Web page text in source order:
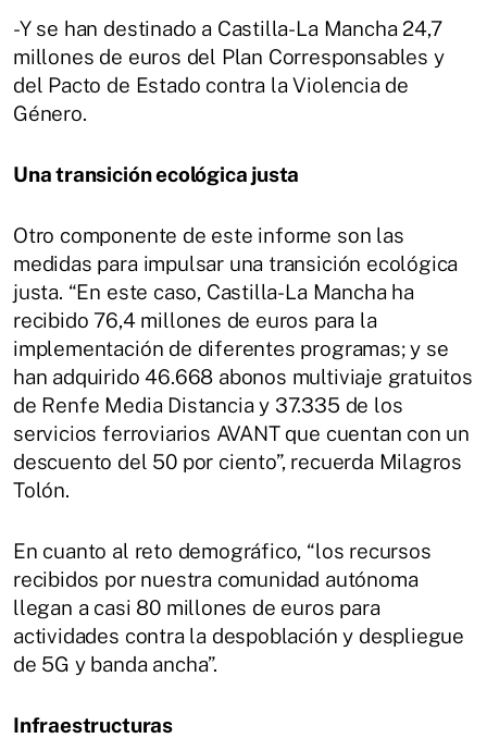
-Y se han destinado a Castilla-La Mancha 24,7
millones de euros del Plan Corresponsables y
del Pacto de Estado contra la Violencia de
Género.
Una transición ecológica justa
Otro componente de este informe son las
medidas para impulsar una transición ecológica
justa. “En este caso, Castilla-La Mancha ha
recibido 76,4 millones de euros para la
implementación de diferentes programas; y se
han adquirido 46.668 abonos multiviaje gratuitos
de Renfe Media Distancia y 37.335 de los
servicios ferroviarios AVANT que cuentan con un
descuento del 50 por ciento”, recuerda Milagros
Tolón.
En cuanto al reto demográfico, “los recursos
recibidos por nuestra comunidad autónoma
llegan a casi 80 millones de euros para
actividades contra la despoblación y despliegue
de 5G y banda ancha”.
Infraestructuras